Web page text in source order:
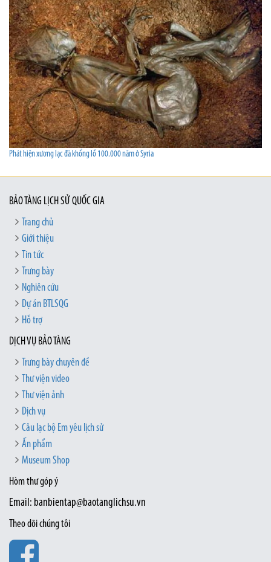
Phát hiện xương lạc đà khổng lồ 100.000 năm ở Syria
BẢO TÀNG LỊCH SỬ QUỐC GIA
Trang chủ
Giới thiệu
Tin tức
Trưng bày
Nghiên cứu
Dự án BTLSQG
Hỗ trợ
DỊCH VỤ BẢO TÀNG
Trưng bày chuyên đề
Thư viện video
Thư viện ảnh
Dịch vụ
Câu lạc bộ Em yêu lịch sử
Ấn phẩm
Museum Shop
Hòm thư góp ý
Email: banbientap@baotanglichsu.vn
Theo dõi chúng tôi